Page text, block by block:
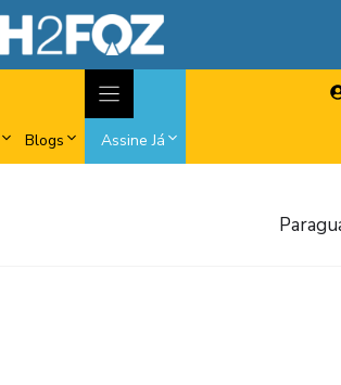
Blogs Assine Já